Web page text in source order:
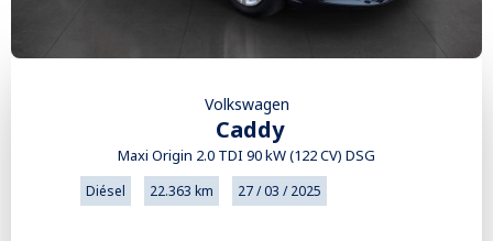
Volkswagen
Caddy
Maxi Origin 2.0 TDI 90 kW (122 CV) DSG
Diésel 22.363 km 27 / 03 / 2025